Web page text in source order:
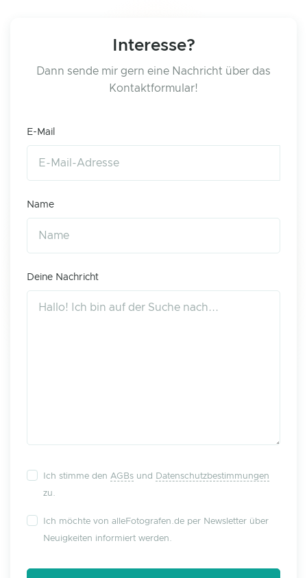
Interesse?
Dann sende mir gern eine Nachricht über das
Kontaktformular!
E-Mail
Name
Deine Nachricht
Ich stimme den AGBs und
Datenschutzbestimmungen
zu.
Ich möchte von alleFotografen.de per Newsletter über
Neuigkeiten informiert werden.